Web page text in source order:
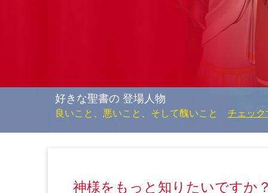
好きな聖書の 登場人物
良いこと、悪いこと、そして醜いこと チェッ
神様をもっと知りたいですか